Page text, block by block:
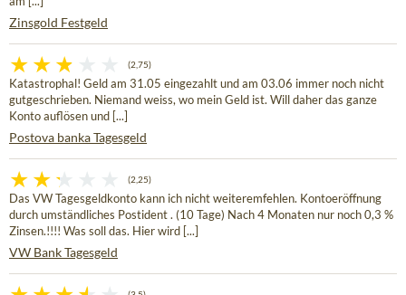
Zinsgold Festgeld
(2,75)
Katastrophal! Geld am 31.05 eingezahlt und am 03.06 immer noch nicht
gutgeschrieben. Niemand weiss, wo mein Geld ist. Will daher das ganze
Konto auflösen und [...]
Postova banka Tagesgeld
(2,25)
Das VW Tagesgeldkonto kann ich nicht weiteremfehlen. Kontoeröffnung
durch umständliches Postident . (10 Tage) Nach 4 Monaten nur noch 0,3 %
Zinsen.!!!! Was soll das. Hier wird [...]
VW Bank Tagesgeld